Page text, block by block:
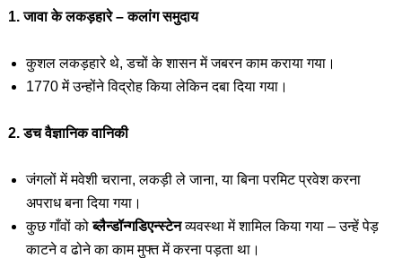
1. जावा के लकड़हारे – कलांग समुदाय
कुशल लकड़हारे थे, डचों के शासन में जबरन काम कराया गया।
1770 में उन्होंने विद्रोह किया लेकिन दबा दिया गया।
2. डच वैज्ञानिक वानिकी
जंगलों में मवेशी चराना, लकड़ी ले जाना, या बिना परमिट प्रवेश करना
अपराध बना दिया गया।
कुछ गाँवों कोब्लैन्डॉन्गडिएन्स्टेनव्यवस्था में शामिल किया गया – उन्हें पेड़
काटने व ढोने का काम मुफ्त में करना पड़ता था।